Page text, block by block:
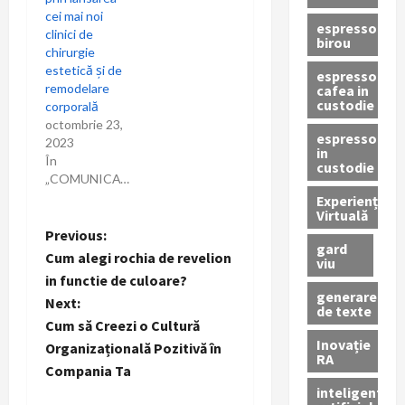
cei mai noi
clinici de
chirurgie
estetică și de
remodelare
corporală
octombrie 23,
2023
În
„COMUNICAT”
P
o
s
t
Previous:
Cum alegi rochia de revelion
in functie de culoare?
Next:
Cum să Creezi o Cultură
Organizațională Pozitivă în
Compania Ta
espressor
birou
espressor
cafea in
custodie
espressor
in
custodie
Experiență
Virtuală
gard
viu
generare
de texte
Inovație
RA
inteligenta